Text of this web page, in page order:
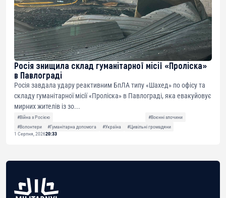
Росія знищила склад гуманітарної місії «Проліска»
в Павлограді
Росія завдала удару реактивним БпЛА типу «Шахед» по офісу та
складу гуманітарної місії «Проліска» в Павлограді, яка евакуйовує
мирних жителів із зо...
#Війна з Росією
#Воєнні злочини
#Волонтери
#Гуманітарна допомога #Україна
#Цивільні громадяни
1 Серпня, 202620:33